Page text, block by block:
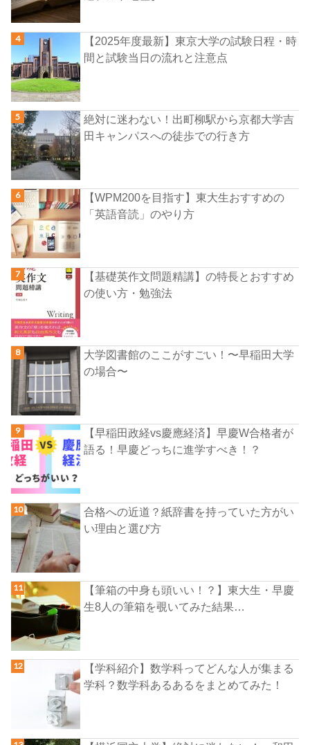
【2025年度最新】東京大学の試験日程・時
間と試験当日の流れと注意点
絶対に迷わない！出町柳駅から京都大学吉
田キャンパスへの徒歩での行き方
【WPM200を目指す】東大生おすすめの
「英語音読」のやり方
【基礎英作文問題精講】の特長とおすすめ
の使い方・勉強法
大学図書館のここがすごい！〜早稲田大学
の場合〜
【早稲田政経vs慶應経済】早慶W合格者が
語る！早慶どっちに進学すべき！？
合格への近道？紙辞書を持っていた方がい
い理由と選び方
【筆箱の中身も頭いい！？】東大生・早慶
生8人の筆箱を覗いてみた結果…
【学科紹介】数学科ってどんな人が集まる
学科？数学科あるあるをまとめてみた！